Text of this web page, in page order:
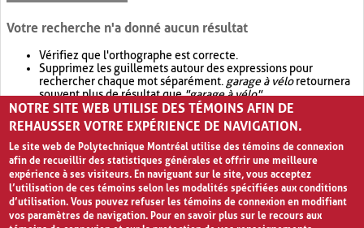
Votre recherche n'a donné aucun résultat
Vérifiez que l'orthographe est correcte.
Supprimez les guillemets autour des expressions pour
rechercher chaque mot séparément. garage à véloretournera
souvent plus de résultat que"garage à vélo".
Envisagez d'élargir votre recherche avec OR.garage OR vélo
retournera souvent plus de résultat quegarage à vélo
NOTRE SITE WEB UTILISE DES TÉMOINS AFIN DE
REHAUSSER VOTRE EXPÉRIENCE DE NAVIGATION.
Le site web de Polytechnique Montréal utilise des témoins de connexion
afin de recueillir des statistiques générales et offrir une meilleure
expérience à ses visiteurs. En naviguant sur le site, vous acceptez
l’utilisation de ces témoins selon les modalités spécifiées aux conditions
d’utilisation. Vous pouvez refuser les témoins de connexion en modifiant
vos paramètres de navigation. Pour en savoir plus sur le recours aux